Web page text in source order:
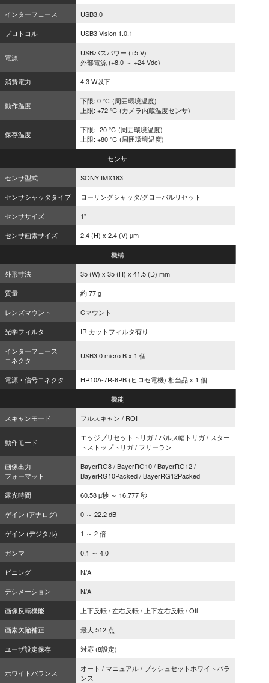
インターフェース
USB3.0
プロトコル
USB3 Vision 1.0.1
電源
USBバスパワー (+5 V)
外部電源 (+8.0 ～ +24 Vdc)
消費電力
4.3 W以下
動作温度
下限: 0 ℃ (周囲環境温度)
上限: +72 ℃ (カメラ内蔵温度センサ)
保存温度
下限: -20 ℃ (周囲環境温度)
上限: +80 ℃ (周囲環境温度)
センサ
センサ型式
SONY IMX183
センサシャッタタイプ
ローリングシャッタ/グローバルリセット
センササイズ
1"
センサ画素サイズ
2.4 (H) x 2.4 (V) µm
機構
外形寸法
35 (W) x 35 (H) x 41.5 (D) mm
質量
約 77 g
レンズマウント
Cマウント
光学フィルタ
IR カットフィルタ有り
インターフェース
コネクタ
USB3.0 micro B x 1 個
電源・信号コネクタ
HR10A-7R-6PB (ヒロセ電機) 相当品 x 1 個
機能
スキャンモード
フルスキャン / ROI
動作モード
エッジプリセットトリガ / パルス幅トリガ / スター
トストップトリガ / フリーラン
画像出力
フォーマット
BayerRG8 / BayerRG10 / BayerRG12 /
BayerRG10Packed / BayerRG12Packed
露光時間
60.58 µ秒 ～ 16,777 秒
ゲイン (アナログ)
0 ～ 22.2 dB
ゲイン (デジタル)
1 ～ 2 倍
ガンマ
0.1 ～ 4.0
ビニング
N/A
デシメーション
N/A
画像反転機能
上下反転 / 左右反転 / 上下左右反転 / Off
画素欠陥補正
最大 512 点
ユーザ設定保存
対応 (8設定)
ホワイトバランス
オート / マニュアル / プッシュセットホワイトバラ
ンス